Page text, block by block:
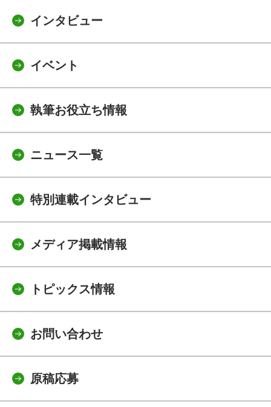
インタビュー
イベント
執筆お役立ち情報
ニュース一覧
特別連載インタビュー
メディア掲載情報
トピックス情報
お問い合わせ
原稿応募